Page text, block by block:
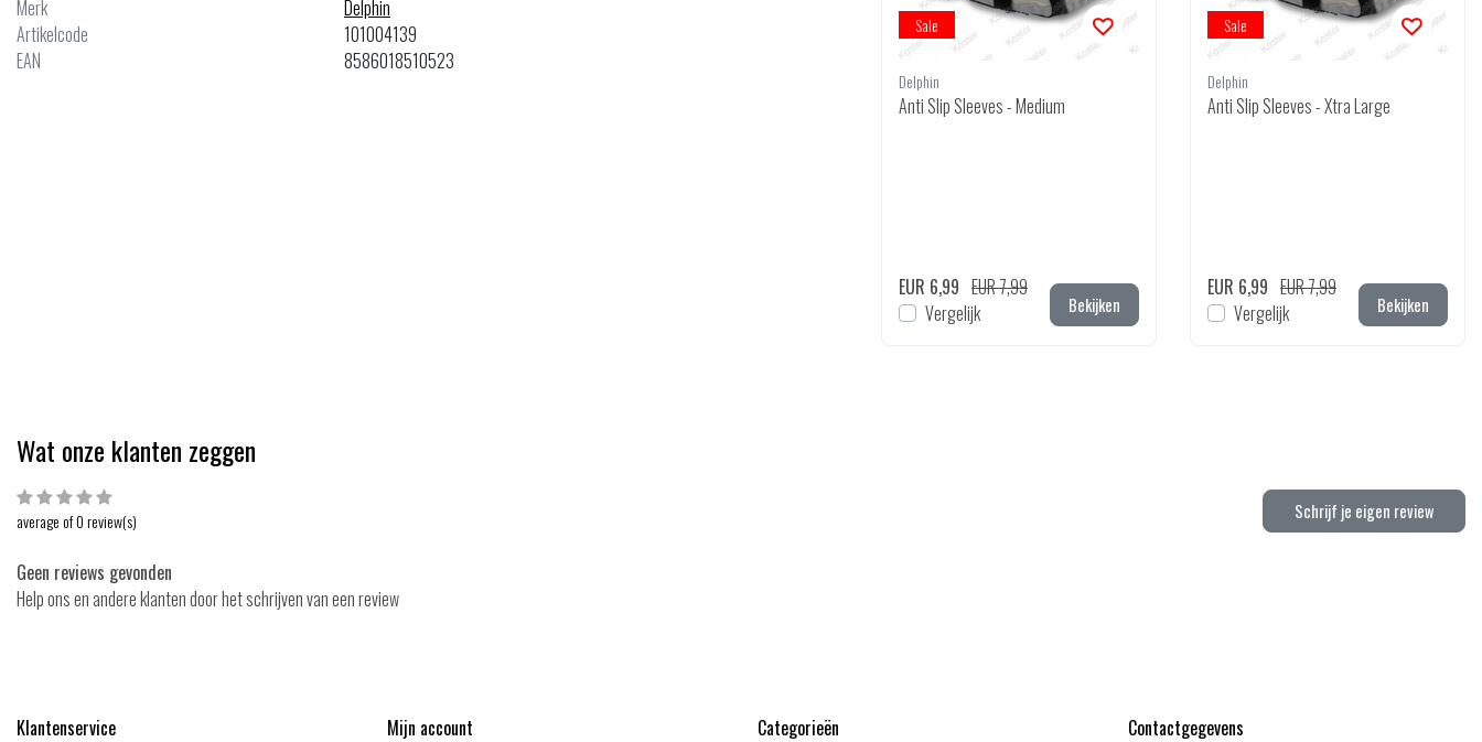
Merk
Delphin
Artikelcode
101004139
EAN
8586018510523
Sale
Delphin
Anti Slip Sleeves - Medium
EUR 6,99 EUR 7,99
Vergelijk
Bekijken
Sale
Delphin
Anti Slip Sleeves - Xtra Large
EUR 6,99 EUR 7,99
Vergelijk
Bekijken
Wat onze klanten zeggen
average of 0 review(s) Schrijf je eigen review
Geen reviews gevonden
Help ons en andere klanten door het schrijven van een review
Klantenservice Mijn account Categorieën Contactgegevens